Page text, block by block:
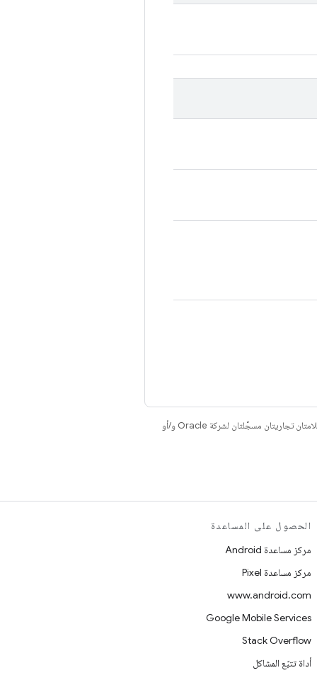
. إنّ Java وOpenJDK هما علامتان تجاريتان مسجَّلتان لشركة Oracle و/أو
الحصول على المساعدة
مركز مساعدة Android
مركز مساعدة Pixel
www.android.com
Google Mobile Services
Stack Overflow
أداة تتبّع المشاكل